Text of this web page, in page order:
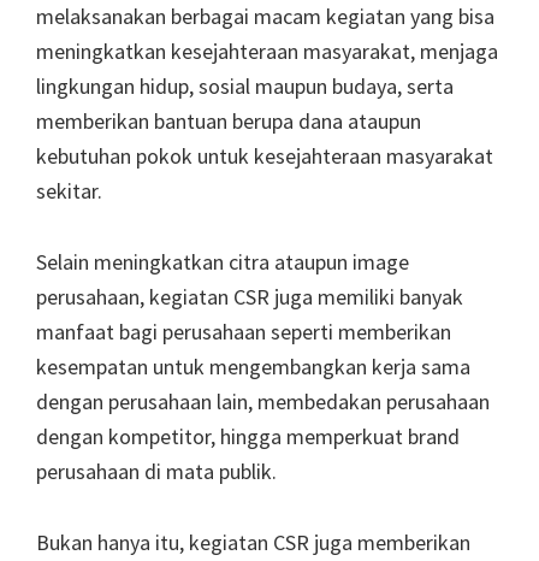
melaksanakan berbagai macam kegiatan yang bisa
meningkatkan kesejahteraan masyarakat, menjaga
lingkungan hidup, sosial maupun budaya, serta
memberikan bantuan berupa dana ataupun
kebutuhan pokok untuk kesejahteraan masyarakat
sekitar.
Selain meningkatkan citra ataupun image
perusahaan, kegiatan CSR juga memiliki banyak
manfaat bagi perusahaan seperti memberikan
kesempatan untuk mengembangkan kerja sama
dengan perusahaan lain, membedakan perusahaan
dengan kompetitor, hingga memperkuat brand
perusahaan di mata publik.
Bukan hanya itu, kegiatan CSR juga memberikan